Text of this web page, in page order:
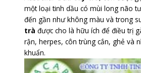
một loại tinh dầu có mùi long não
đến gần như không màu và trong
trà được cho là hữu ích để điều trị
rận, herpes, côn trùng cắn, ghẻ và
khuẩn.